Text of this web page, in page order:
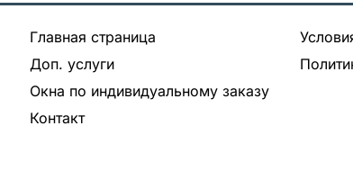
Главная страница
Доп. услуги
Окна по индивидуальному заказу
Контакт